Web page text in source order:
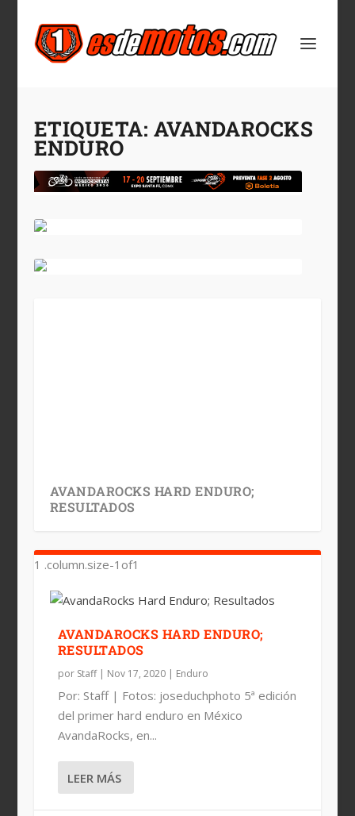
ETIQUETA: AVANDAROCKS
ENDURO
AVANDAROCKS HARD ENDURO;
RESULTADOS
PILOTOS INTERNACIONALES
CONFIRMADOS PARA AVANDAROC...
AVANDAROCKS HARD ENDURO;
RESULTADOS
por Staff| Nov 17, 2020| Enduro
Por: Staff | Fotos: joseduchphoto 5ª edición
del primer hard enduro en México
AvandaRocks, en...
LEER MÁS